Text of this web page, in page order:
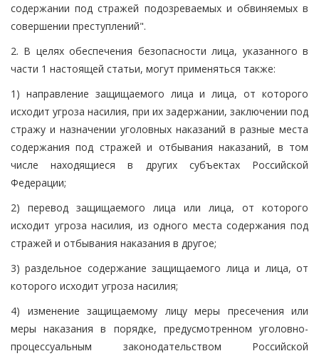
содержании под стражей подозреваемых и обвиняемых в
совершении преступлений".
2. В целях обеспечения безопасности лица, указанного в
части 1 настоящей статьи, могут применяться также:
1) направление защищаемого лица и лица, от которого
исходит угроза насилия, при их задержании, заключении под
стражу и назначении уголовных наказаний в разные места
содержания под стражей и отбывания наказаний, в том
числе находящиеся в других субъектах Российской
Федерации;
2) перевод защищаемого лица или лица, от которого
исходит угроза насилия, из одного места содержания под
стражей и отбывания наказания в другое;
3) раздельное содержание защищаемого лица и лица, от
которого исходит угроза насилия;
4) изменение защищаемому лицу меры пресечения или
меры наказания в порядке, предусмотренном уголовно-
процессуальным законодательством Российской